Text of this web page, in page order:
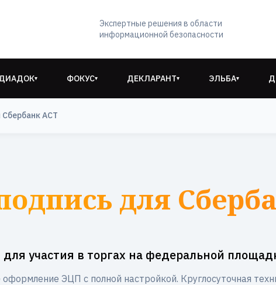
Экспертные решения в области
информационной безопасности
▾ ФОКУС▾ ДЕКЛАРАНТ▾ ЭЛЬБА▾
АСТ
для
для участия в торгах на федеральной
ЭЦП с полной настройкой. Круглосуточная